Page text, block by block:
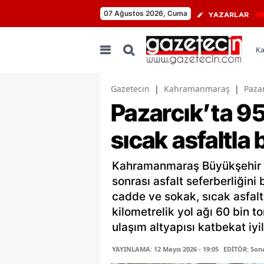
07 Ağustos 2026, Cuma YAZARLAR
Gazetecin | Kahramanmaraş |
Pazarcık’ta
sıcak
Kahramanmaraş Büyükşehir
sonrası asfalt
cadde ve sokak, sıcak
kilometrelik yol ağı 60 bin
ulaşım altyapısı katbekat
YAYINLAMA: 12 Mayıs 2026 - 19:05 EDİTÖR: